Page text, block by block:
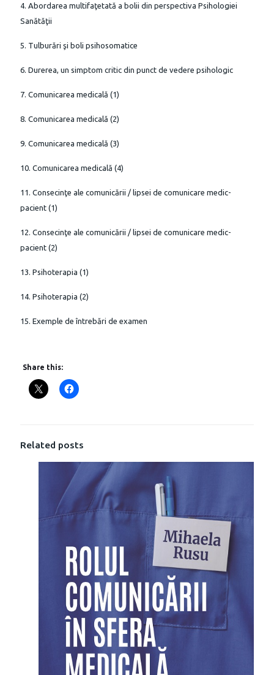
4. Abordarea multifaţetată a bolii din perspectiva Psihologiei
Sanătăţii
5. Tulburări şi boli psihosomatice
6. Durerea, un simptom critic din punct de vedere psihologic
7. Comunicarea medicală (1)
8. Comunicarea medicală (2)
9. Comunicarea medicală (3)
10. Comunicarea medicală (4)
11. Consecinţe ale comunicării / lipsei de comunicare medic-
pacient (1)
12. Consecinţe ale comunicării / lipsei de comunicare medic-
pacient (2)
13. Psihoterapia (1)
14. Psihoterapia (2)
15. Exemple de întrebări de examen
Share this:
Related posts